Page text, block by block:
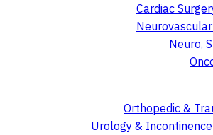
Cardiac
Neuro,
Orthopedic &
Urology &